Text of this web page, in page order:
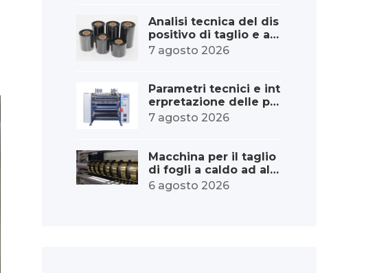
tichette.
Analisi tecnica del dis
positivo di taglio e av
volgimento del nastro
a trasferimento termi
7 agosto 2026
Parametri tecnici e int
erpretazione delle pre
stazioni della macchin
a per il taglio ad alta v
7 agosto 2026
Macchina per il taglio
di fogli a caldo ad alta
velocità – aumento di
capacità
6 agosto 2026